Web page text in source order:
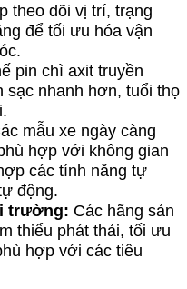
theo dõi vị trí, trạng
để tối ưu hóa vận
pin chì axit truyền
sạc nhanh hơn, tuổi thọ
mẫu xe ngày càng
hợp với không gian
các tính năng tự
động.
trường: Các hãng sản
thiểu phát thải, tối ưu
hợp với các tiêu